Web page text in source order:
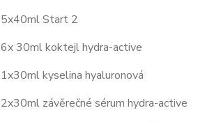
5x40ml Start 2
6x 30ml koktejl hydra-active
1x30ml kyselina hyaluronová
2x30ml závěrečné sérum hydra-active